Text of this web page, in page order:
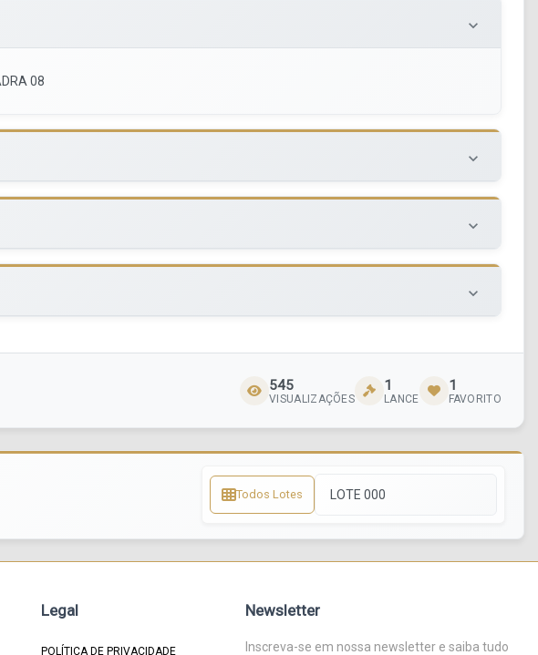
keyboard_arrow_down
08
keyboard_arrow_down
keyboard_arrow_down
keyboard_arrow_down
545
VISUALIZAÇÕES
1
LANCE
1
FAVORITO
Todos Lotes
Legal
POLÍTICA DE PRIVACIDADE
Newsletter
Inscreva-se em nossa newsletter e saiba tudo